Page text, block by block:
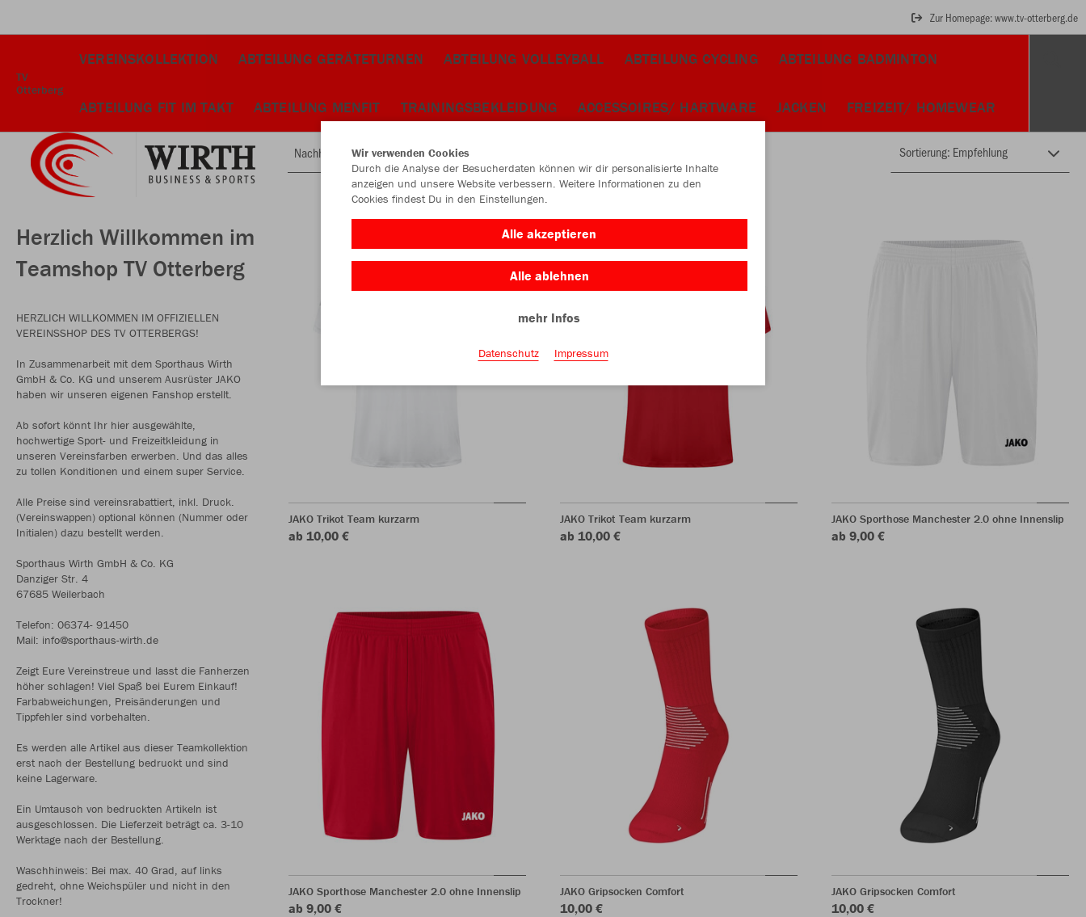
Zur Homepage: www.tv-otterberg.de
TV
Otterberg
VEREINSKOLLEKTION ABTEILUNG GERÄTETURNEN ABTEILUNG VOLLEYBALL ABTEILUNG CYCLING ABTEILUNG BADMINTON
ABTEILUNG FIT IM TAKT ABTEILUNG MENFIT TRAININGSBEKLEIDUNG ACCESSOIRES/ HARTWARE JACKEN FREIZEIT/ HOMEWEAR
Herzlich Willkommen im
Teamshop TV Otterberg
HERZLICH WILLKOMMEN IM OFFIZIELLEN
VEREINSSHOP DES TV OTTERBERGS!
In Zusammenarbeit mit dem Sporthaus Wirth
GmbH & Co. KG und unserem Ausrüster JAKO
haben wir unseren eigenen Fanshop erstellt.
Ab sofort könnt Ihr hier ausgewählte,
hochwertige Sport- und Freizeitkleidung in
unseren Vereinsfarben erwerben. Und das alles
zu tollen Konditionen und einem super Service.
Alle Preise sind vereinsrabattiert, inkl. Druck.
(Vereinswappen) optional können (Nummer oder
Initialen) dazu bestellt werden.
Sporthaus Wirth GmbH & Co. KG
Danziger Str. 4
67685 Weilerbach
Telefon: 06374- 91450
Mail: info@sporthaus-wirth.de
Zeigt Eure Vereinstreue und lasst die Fanherzen
höher schlagen! Viel Spaß bei Eurem Einkauf!
Farbabweichungen, Preisänderungen und
Tippfehler sind vorbehalten.
Es werden alle Artikel aus dieser Teamkollektion
erst nach der Bestellung bedruckt und sind
keine Lagerware.
Ein Umtausch von bedruckten Artikeln ist
ausgeschlossen. Die Lieferzeit beträgt ca. 3-10
Werktage nach der Bestellung.
Waschhinweis: Bei max. 40 Grad, auf links
gedreht, ohne Weichspüler und nicht in den
Trockner!
Nachhaltig Farbe
JAKO Trikot Team kurzarm
ab 10,00 €
JAKO Trikot Team kurzarm
ab 10,00 €
JAKO Sporthose Manchester 2.0 ohne Innenslip
ab 9,00 €
JAKO Sporthose Manchester 2.0 ohne Innenslip
ab 9,00 €
JAKO Gripsocken Comfort
10,00 €
JAKO Gripsocken Comfort
10,00 €
Wir verwenden Cookies
Durch die Analyse der Besucherdaten können wir dir personalisierte Inhalte
anzeigen und unsere Website verbessern. Weitere Informationen zu den
Cookies findest Du in den Einstellungen.
Alle akzeptieren
Alle ablehnen
mehr Infos
Datenschutz Impressum